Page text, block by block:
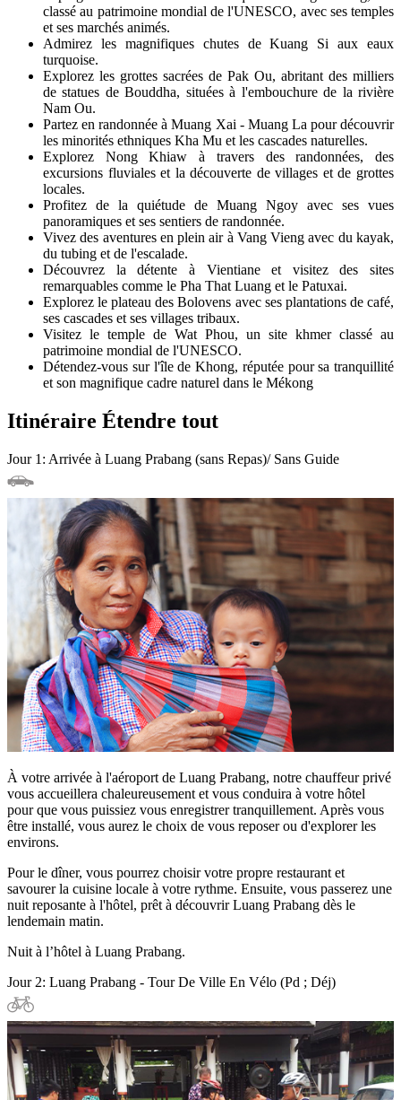
classé au patrimoine mondial de l'UNESCO, avec ses temples
et ses marchés animés.
Admirez les magnifiques chutes de Kuang Si aux eaux
turquoise.
Explorez les grottes sacrées de Pak Ou, abritant des milliers
de statues de Bouddha, situées à l'embouchure de la rivière
Nam Ou.
Partez en randonnée à Muang Xai - Muang La pour découvrir
les minorités ethniques Kha Mu et les cascades naturelles.
Explorez Nong Khiaw à travers des randonnées, des
excursions fluviales et la découverte de villages et de grottes
locales.
Profitez de la quiétude de Muang Ngoy avec ses vues
panoramiques et ses sentiers de randonnée.
Vivez des aventures en plein air à Vang Vieng avec du kayak,
du tubing et de l'escalade.
Découvrez la détente à Vientiane et visitez des sites
remarquables comme le Pha That Luang et le Patuxai.
Explorez le plateau des Bolovens avec ses plantations de café,
ses cascades et ses villages tribaux.
Visitez le temple de Wat Phou, un site khmer classé au
patrimoine mondial de l'UNESCO.
Détendez-vous sur l'île de Khong, réputée pour sa tranquillité
et son magnifique cadre naturel dans le Mékong
Itinéraire Étendre tout
Jour 1: Arrivée à Luang Prabang (sans Repas)/ Sans Guide
À votre arrivée à l'aéroport de Luang Prabang, notre chauffeur privé
vous accueillera chaleureusement et vous conduira à votre hôtel
pour que vous puissiez vous enregistrer tranquillement. Après vous
être installé, vous aurez le choix de vous reposer ou d'explorer les
environs.
Pour le dîner, vous pourrez choisir votre propre restaurant et
savourer la cuisine locale à votre rythme. Ensuite, vous passerez une
nuit reposante à l'hôtel, prêt à découvrir Luang Prabang dès le
lendemain matin.
Nuit à l’hôtel à Luang Prabang.
Jour 2: Luang Prabang - Tour De Ville En Vélo (Pd ; Déj)